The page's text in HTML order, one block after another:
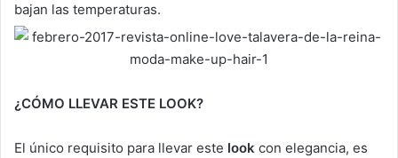
bajan las temperaturas.
¿CÓMO LLEVAR ESTE LOOK?
El único requisito para llevar este look con elegancia, es